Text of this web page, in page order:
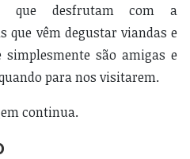
que desfrutam com a
que vêm degustar viandas e
são amigas e
para nos visitarem.
continua.